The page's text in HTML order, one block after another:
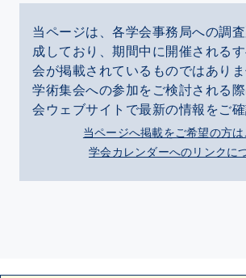
当ページは、各学会事務局への調
成しており、期間中に開催される
会が掲載されているものではありま
学術集会への参加をご検討される
会ウェブサイトで最新の情報をご確
当ページへ掲載をご希望の方は
学会カレンダーへのリンクに